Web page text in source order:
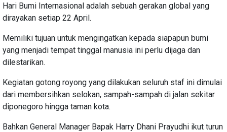
Hari Bumi Internasional adalah sebuah gerakan global yang
dirayakan setiap 22 April.
Memiliki tujuan untuk mengingatkan kepada siapapun bumi
yang menjadi tempat tinggal manusia ini perlu dijaga dan
dilestarikan.
Kegiatan gotong royong yang dilakukan seluruh staf ini dimulai
dari membersihkan selokan, sampah-sampah di jalan sekitar
diponegoro hingga taman kota.
Bahkan General Manager Bapak Harry Dhani Prayudhi ikut turun